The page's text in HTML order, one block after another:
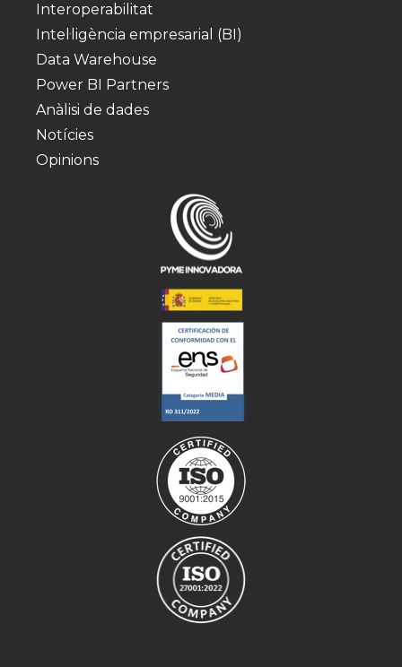
Interoperabilitat
Intel·ligència empresarial (BI)
Data Warehouse
Power BI Partners
Anàlisi de dades
Notícies
Opinions